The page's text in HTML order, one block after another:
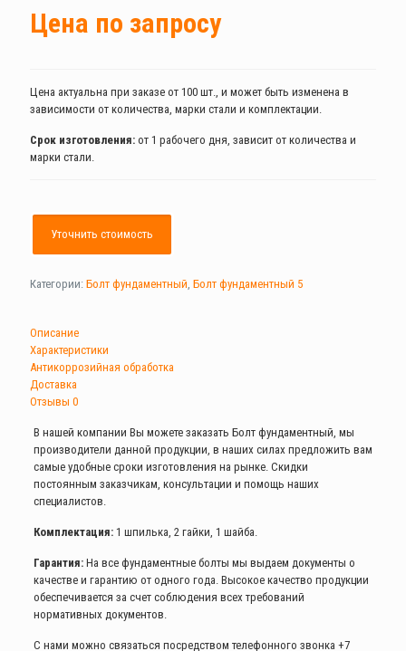
Цена по запросу
Цена актуальна при заказе от 100 шт., и может быть изменена в
зависимости от количества, марки стали и комплектации.
Срок изготовления: от 1 рабочего дня, зависит от количества и
марки стали.
Уточнить стоимость
Категории: Болт фундаментный Болт фундаментный 5
Описание
Характеристики
Антикоррозийная обработка
Доставка
Отзывы 0
В нашей компании Вы можете заказать Болт фундаментный, мы
производители данной продукции, в наших силах предложить вам
самые удобные сроки изготовления на рынке. Скидки
постоянным заказчикам, консультации и помощь наших
специалистов.
Комплектация:1 шпилька, 2 гайки, 1 шайба.
Гарантия:На все фундаментные болты мы выдаем документы о
качестве и гарантию от одного года. Высокое качество продукции
обеспечивается за счет соблюдения всех требований
нормативных документов.
С нами можно связаться посредством телефонного звонка +7